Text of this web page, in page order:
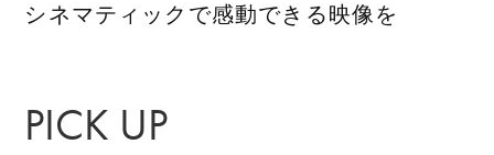
シネマティックで感動できる映像を
PICK UP